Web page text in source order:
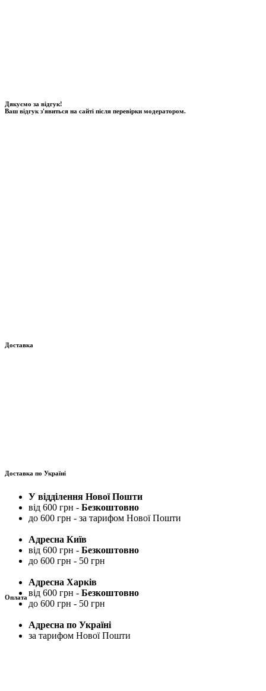
Дякуємо за відгук!
Ваш відгук з'явиться на сайті після перевірки модератором.
Доставка
Доставка по Україні
У відділення Нової Пошти
від 600 грн - Безкоштовно
до 600 грн - за тарифом Нової Пошти
Адресна Київ
від 600 грн - Безкоштовно
до 600 грн - 50 грн
Адресна Харків
від 600 грн - Безкоштовно
до 600 грн - 50 грн
Адресна по Україні
за тарифом Нової Пошти
Оплата